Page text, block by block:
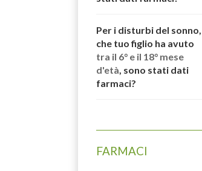
Per i disturbi del sonno,
che tuo figlio ha avuto
tra il 6° e il 18° mese
d'età, sono stati dati
farmaci?
FARMACI